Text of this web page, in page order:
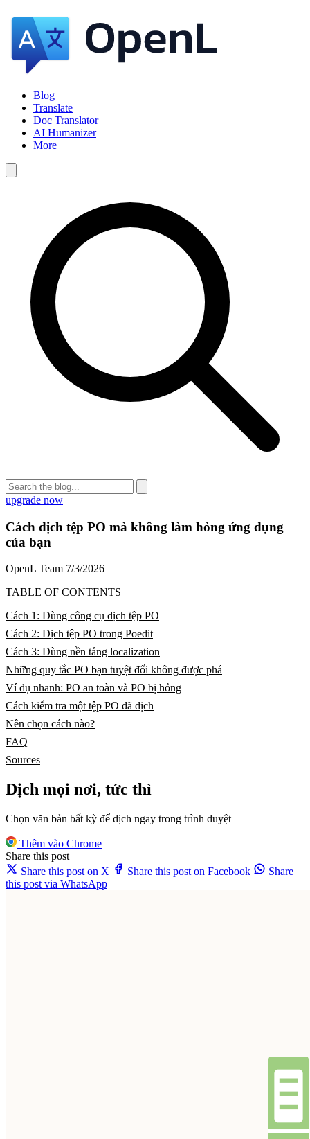
Blog
Translate
Doc Translator
AI Humanizer
More
upgrade now
Cách dịch tệp PO mà không làm hỏng ứng dụng
của bạn
OpenL Team 7/3/2026
TABLE OF CONTENTS
Cách 1: Dùng công cụ dịch tệp PO
Cách 2: Dịch tệp PO trong Poedit
Cách 3: Dùng nền tảng localization
Những quy tắc PO bạn tuyệt đối không được phá
Ví dụ nhanh: PO an toàn và PO bị hỏng
Cách kiểm tra một tệp PO đã dịch
Nên chọn cách nào?
FAQ
Sources
Dịch mọi nơi, tức thì
Chọn văn bản bất kỳ để dịch ngay trong trình duyệt
Thêm vào Chrome
Share this post
Share this post on X
Share this post on Facebook
Share
this post via WhatsApp